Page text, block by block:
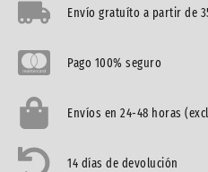
Envío gratuíto a partir de
Pago 100% seguro
Envíos en 24-48 horas
14 días de devolución